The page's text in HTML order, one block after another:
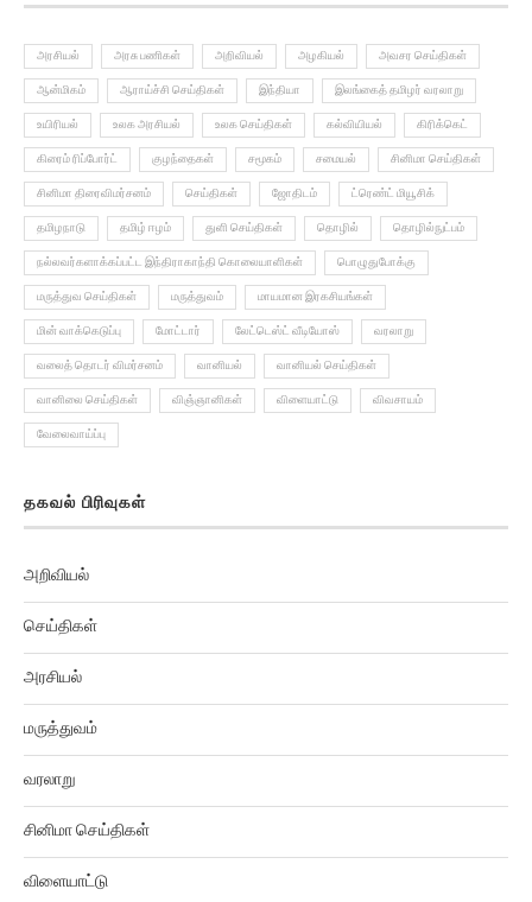
ஆன்மிகம் ஆராய்ச்சி செய்திகள் இந்தியா இலங்கைத் தமிழர் வரலாறு
உயிரியல் உலக அரசியல் உலக செய்திகள் கல்வியியல் கிரிக்கெட்
கிரைம் ரிப்போர்ட் குழந்தைகள் சமூகம் சமையல் சினிமா செய்திகள்
சினிமா திரைவிமர்சனம் செய்திகள் ஜோதிடம் ட்ரெண்ட் மியூசிக்
தமிழநாடு தமிழ் ஈழம் துளி செய்திகள் தொழில் தொழில்நுட்பம்
நல்லவர்களாக்கப்பட்ட இந்திராகாந்தி கொலையாளிகள் பொழுதுபோக்கு
மருத்துவ செய்திகள் மருத்துவம் மாயமான இரகசியங்கள்
மின் வாக்கெடுப்பு மோட்டார் லேட்டெஸ்ட் வீடியோஸ் வரலாறு
வலைத் தொடர் விமர்சனம் வானியல் வானியல் செய்திகள்
வானிலை செய்திகள் விஞ்ஞானிகள் விளையாட்டு விவசாயம்
வேலைவாய்ப்பு
செய்திகள்
அரசியல்
மருத்துவம்
வரலாறு
சினிமா செய்திகள்
விளையாட்டு